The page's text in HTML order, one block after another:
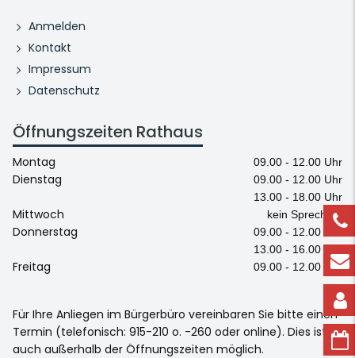
Anmelden
Kontakt
Impressum
Datenschutz
Öffnungszeiten Rathaus
Montag 09.00 - 12.00 Uhr
Dienstag
09.00 - 12.00 Uhr
13.00 - 18.00 Uhr
Mittwoch kein Sprechtag
Donnerstag
09.00 - 12.00 Uhr
13.00 - 16.00 Uhr
Freitag 09.00 - 12.00 Uhr
Für Ihre Anliegen im Bürgerbüro vereinbaren Sie bitte einen
Termin (telefonisch: 915-210 o. -260 oder online). Dies ist
auch außerhalb der Öffnungszeiten möglich.